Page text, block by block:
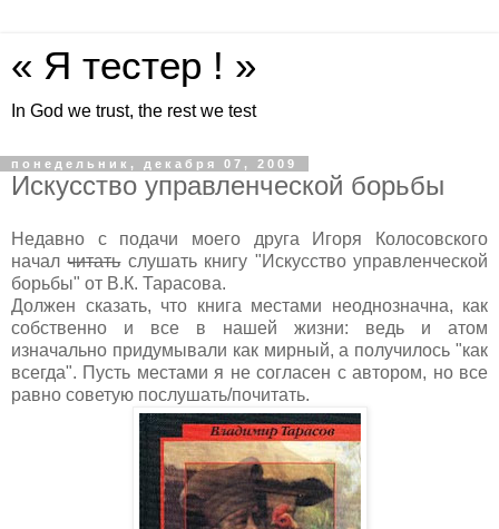
« Я тестер ! »
In God we trust, the rest we test
понедельник, декабря 07, 2009
Искусство управленческой борьбы
Недавно с подачи моего друга Игоря Колосовского
началчитатьслушать книгу "Искусство управленческой
борьбы" от В.К. Тарасова.
Должен сказать, что книга местами неоднозначна, как
собственно и все в нашей жизни: ведь и атом
изначально придумывали как мирный, а получилось "как
всегда". Пусть местами я не согласен с автором, но все
равно советую послушать/почитать.